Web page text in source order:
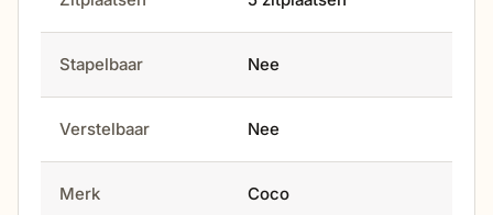
Stapelbaar Nee
Verstelbaar Nee
Merk Coco